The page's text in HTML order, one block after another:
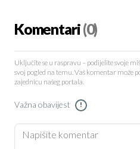
Komentari(0)
Uključite se u raspravu – podijelite svoje
svoj pogled na temu. Vaš komentar
zajednicu našeg portala.
Važna obavijest !